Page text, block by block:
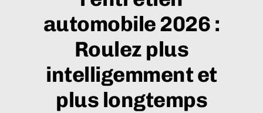
automobile 2026 :
Roulez plus
intelligemment et
plus longtemps